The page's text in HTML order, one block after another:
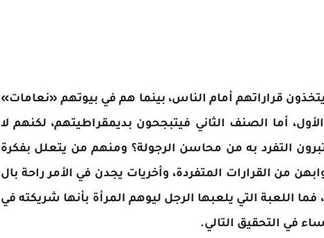
قراراتهم أمام الناس، بينما هم في بيوتهم «نعامات»
أما الصنف الثاني فيتبجحون بديمقراطيتهم، لكنهم لا
التفرد به من محاسن الرجولة؟ ومنهم من يتعلل بفكرة
من القرارات المتفردة، وأخريات يجدن في الأمر راحة بال
فما اللعبة التي يلعبها الرجل ليوهم المرأة بأنها شريكته في
في التحقيق التالي.